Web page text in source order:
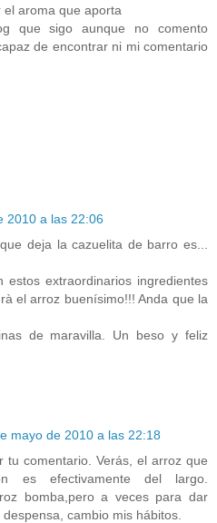
aroma que aporta
que sigo aunque no comento
de encontrar ni mi comentario
2010 a las 22:06
deja la cazuelita de barro es...
estos extraordinarios ingredientes
el arroz buenísimo!!! Anda que la
de maravilla. Un beso y feliz
mayo de 2010 a las 22:18
tu comentario. Verás, el arroz que
es efectivamente del largo.
bomba,pero a veces para dar
cambio mis hábitos.